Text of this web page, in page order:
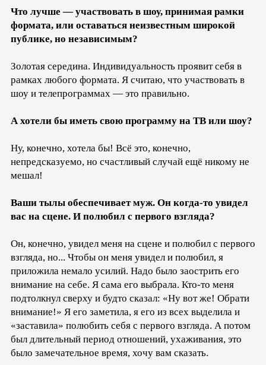
Что лучше — участвовать в шоу, принимая рамки
формата, или оставаться неизвестным широкой
публике, но независимым?
Золотая середина. Индивидуальность проявит себя в
рамках любого формата. Я считаю, что участвовать в
шоу и телепрограммах — это правильно.
А хотели бы иметь свою программу на ТВ или шоу?
Ну, конечно, хотела бы! Всё это, конечно,
непредсказуемо, но счастливый случай ещё никому не
мешал!
Ваши тылы обеспечивает муж. Он когда-то увидел
вас на сцене. И полюбил с первого взгляда?
Он, конечно, увидел меня на сцене и полюбил с первого
взгляда, но... Чтобы он меня увидел и полюбил, я
приложила немало усилий. Надо было заострить его
внимание на себе. Я сама его выбрала. Кто-то меня
подтолкнул сверху и будто сказал: «Ну вот же! Обрати
внимание!» Я его заметила, я его из всех выделила и
«заставила» полюбить себя с первого взгляда. А потом
был длительный период отношений, ухаживания, это
было замечательное время, хочу вам сказать.